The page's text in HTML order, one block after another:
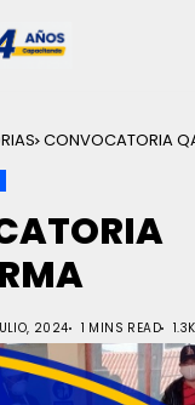
CONVOCATORIA
2024 1 MINS READ